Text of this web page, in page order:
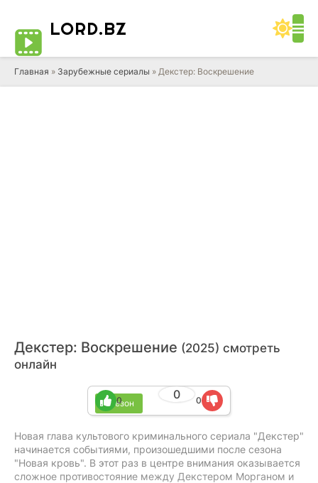
LORD.BZ
Главная » Зарубежные сериалы » Декстер: Воскрешение
Декстер: Воскрешение (2025) смотреть
онлайн
1 сезон
0
0 0
Новая глава культового криминального сериала "Декстер"
начинается событиями, произошедшими после сезона
"Новая кровь". В этот раз в центре внимания оказывается
сложное противостояние между Декстером Морганом и